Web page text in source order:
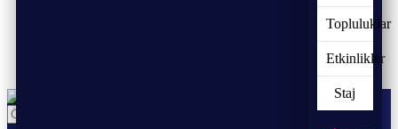
Topluluklar
Etkinlikler
Staj